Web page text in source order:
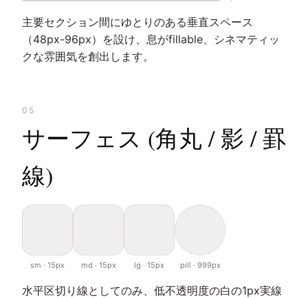
主要セクション間にゆとりのある垂直スペース
（48px-96px）を設け、息がfillable、シネマティッ
クな雰囲気を創出します。
05
サーフェス (角丸 / 影 / 罫
線)
sm · 15px md · 15px lg · 15px pill · 999px
水平区切り線としてのみ、低不透明度の白の1px実線